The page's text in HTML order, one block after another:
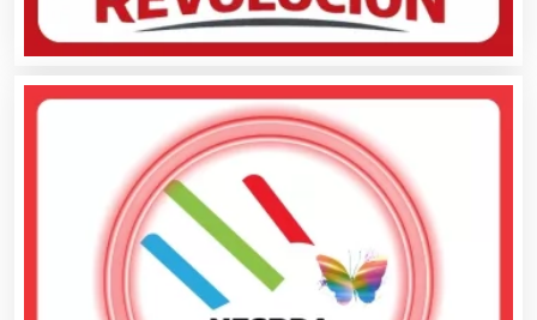
Artículos para Regalos
Artículos Personales
Artículos Publicitarios
Aseguradoras